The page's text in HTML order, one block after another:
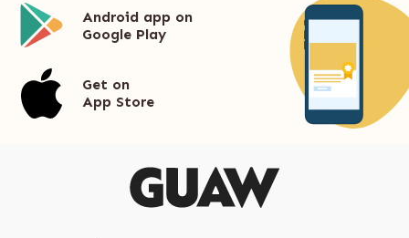
Android app on
Google Play
Get on
App Store